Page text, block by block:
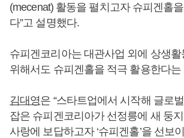
(mecenat) 활동을 펼치고자 슈피겐홀
다”고 설명했다.
슈피겐코리아는 대관사업 외에 상생
위해서도 슈피겐홀을 적극 활용한다
김대영은 “스타트업에서 시작해 글로
잡은 슈피겐코리아가 선정릉에 새 둥
사랑에 보답하고자 ‘슈피겐홀’을 선보